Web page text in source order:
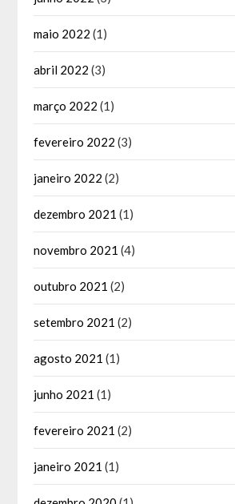
maio 2022 (1)
abril 2022 (3)
março 2022 (1)
fevereiro 2022 (3)
janeiro 2022 (2)
dezembro 2021 (1)
novembro 2021 (4)
outubro 2021 (2)
setembro 2021 (2)
agosto 2021 (1)
junho 2021 (1)
fevereiro 2021 (2)
janeiro 2021 (1)